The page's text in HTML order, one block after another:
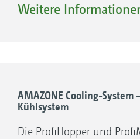
Weitere
AMAZONE Cooling-System
Kühlsystem
Die ProfiHopper und